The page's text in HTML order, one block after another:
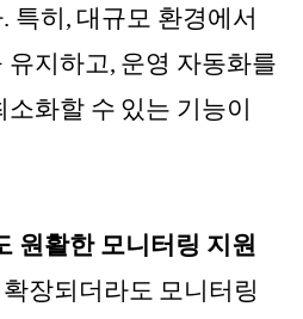
특히, 대규모 환경에서
유지하고, 운영 자동화를
화할 수 있는 기능이
원활한 모니터링 지원
장되더라도 모니터링